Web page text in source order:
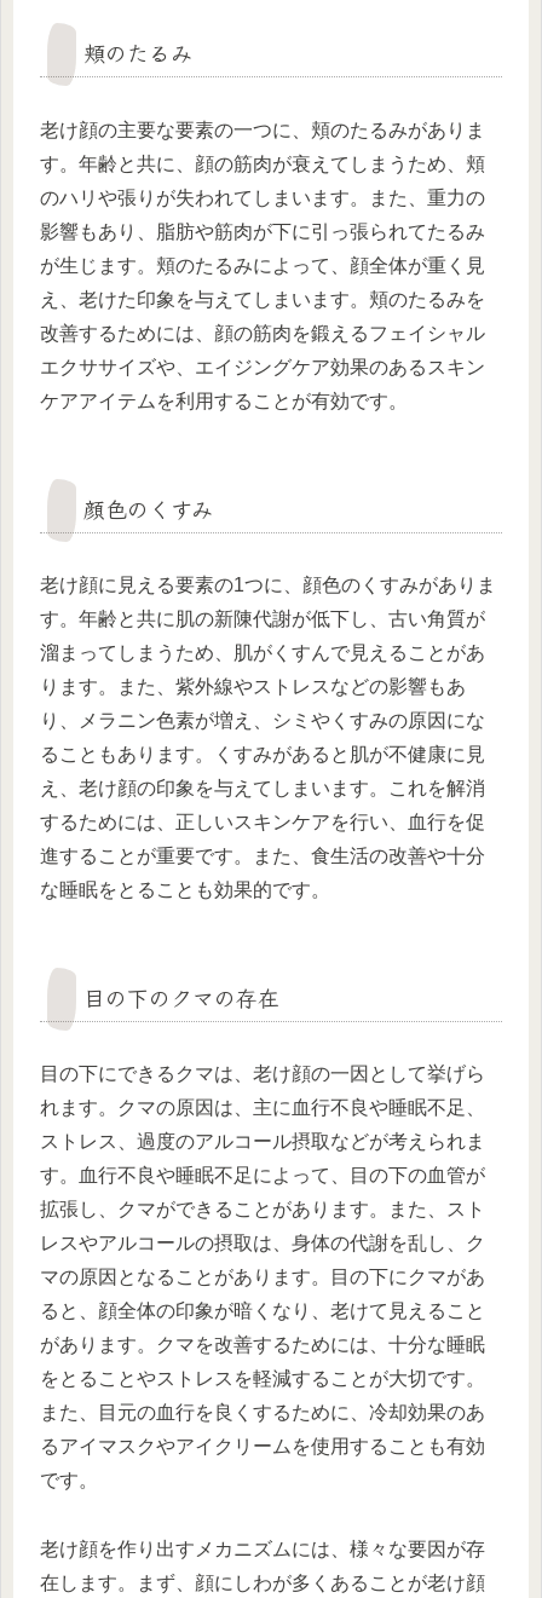
頬のたるみ
老け顔の主要な要素の一つに、頬のたるみがありま
す。年齢と共に、顔の筋肉が衰えてしまうため、頬
のハリや張りが失われてしまいます。また、重力の
影響もあり、脂肪や筋肉が下に引っ張られてたるみ
が生じます。頬のたるみによって、顔全体が重く見
え、老けた印象を与えてしまいます。頬のたるみを
改善するためには、顔の筋肉を鍛えるフェイシャル
エクササイズや、エイジングケア効果のあるスキン
ケアアイテムを利用することが有効です。
顔色のくすみ
老け顔に見える要素の1つに、顔色のくすみがありま
す。年齢と共に肌の新陳代謝が低下し、古い角質が
溜まってしまうため、肌がくすんで見えることがあ
ります。また、紫外線やストレスなどの影響もあ
り、メラニン色素が増え、シミやくすみの原因にな
ることもあります。くすみがあると肌が不健康に見
え、老け顔の印象を与えてしまいます。これを解消
するためには、正しいスキンケアを行い、血行を促
進することが重要です。また、食生活の改善や十分
な睡眠をとることも効果的です。
目の下のクマの存在
目の下にできるクマは、老け顔の一因として挙げら
れます。クマの原因は、主に血行不良や睡眠不足、
ストレス、過度のアルコール摂取などが考えられま
す。血行不良や睡眠不足によって、目の下の血管が
拡張し、クマができることがあります。また、スト
レスやアルコールの摂取は、身体の代謝を乱し、ク
マの原因となることがあります。目の下にクマがあ
ると、顔全体の印象が暗くなり、老けて見えること
があります。クマを改善するためには、十分な睡眠
をとることやストレスを軽減することが大切です。
また、目元の血行を良くするために、冷却効果のあ
るアイマスクやアイクリームを使用することも有効
です。
老け顔を作り出すメカニズムには、様々な要因が存
在します。まず、顔にしわが多くあることが老け顔